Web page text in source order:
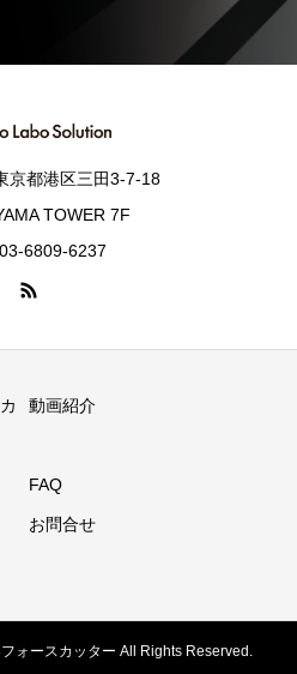
京都港区三田3-7-18
TOWER 7F
6809-6237
動画紹介
FAQ
お問合せ
ォースカッター All Rights Reserved.